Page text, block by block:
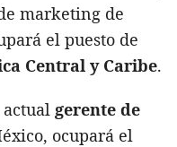
marketing de
el puesto de
Central y Caribe.
actual gerente de
ocupará el